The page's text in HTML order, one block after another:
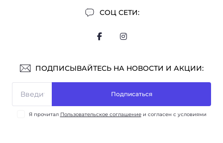
СОЦ СЕТИ:
ПОДПИСЫВАЙТЕСЬ НА НОВОСТИ И АКЦИИ:
Подписаться
Я прочитал Пользовательское соглашениеи согласен с условиями